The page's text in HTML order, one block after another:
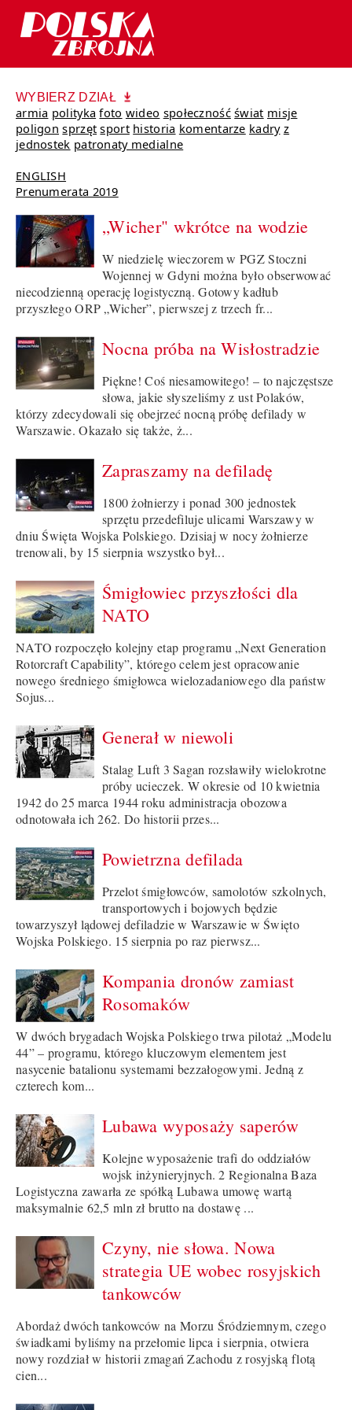
WYBIERZ DZIAŁ
armia polityka foto wideo społeczność świat misje
poligon sprzęt sport historia komentarze kadry z
jednostek patronaty medialne
ENGLISH
Prenumerata 2019
„Wicher" wkrótce na wodzie
W niedzielę wieczorem w PGZ Stoczni
Wojennej w Gdyni można było obserwować
niecodzienną operację logistyczną. Gotowy kadłub
przyszłego ORP „Wicher”, pierwszej z trzech fr...
Nocna próba na Wisłostradzie
Piękne! Coś niesamowitego! – to najczęstsze
słowa, jakie słyszeliśmy z ust Polaków,
którzy zdecydowali się obejrzeć nocną próbę defilady w
Warszawie. Okazało się także, ż...
Zapraszamy na defiladę
1800 żołnierzy i ponad 300 jednostek
sprzętu przedefiluje ulicami Warszawy w
dniu Święta Wojska Polskiego. Dzisiaj w nocy żołnierze
trenowali, by 15 sierpnia wszystko był...
Śmigłowiec przyszłości dla
NATO
NATO rozpoczęło kolejny etap programu „Next Generation
Rotorcraft Capability”, którego celem jest opracowanie
nowego średniego śmigłowca wielozadaniowego dla państw
Sojus...
Generał w niewoli
Stalag Luft 3 Sagan rozsławiły wielokrotne
próby ucieczek. W okresie od 10 kwietnia
1942 do 25 marca 1944 roku administracja obozowa
odnotowała ich 262. Do historii przes...
Powietrzna defilada
Przelot śmigłowców, samolotów szkolnych,
transportowych i bojowych będzie
towarzyszył lądowej defiladzie w Warszawie w Święto
Wojska Polskiego. 15 sierpnia po raz pierwsz...
Kompania dronów zamiast
Rosomaków
W dwóch brygadach Wojska Polskiego trwa pilotaż „Modelu
44” – programu, którego kluczowym elementem jest
nasycenie batalionu systemami bezzałogowymi. Jedną z
czterech kom...
Lubawa wyposaży saperów
Kolejne wyposażenie trafi do oddziałów
wojsk inżynieryjnych. 2 Regionalna Baza
Logistyczna zawarła ze spółką Lubawa umowę wartą
maksymalnie 62,5 mln zł brutto na dostawę ...
Czyny, nie słowa. Nowa
strategia UE wobec rosyjskich
tankowców
Abordaż dwóch tankowców na Morzu Śródziemnym, czego
świadkami byliśmy na przełomie lipca i sierpnia, otwiera
nowy rozdział w historii zmagań Zachodu z rosyjską flotą
cien...